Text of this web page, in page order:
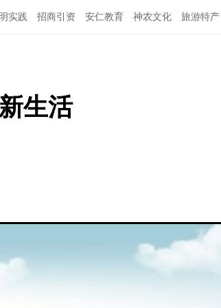
实践 招商引资 安仁教育 神农文化 旅游特产
生活